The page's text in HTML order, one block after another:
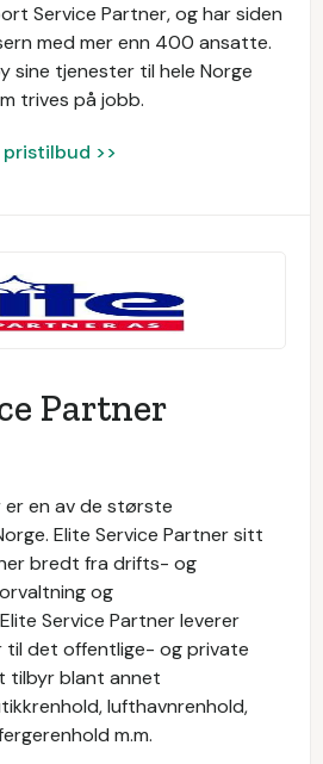
Service Partner, og har siden
med mer enn 400 ansatte.
sine tjenester til hele Norge
trives på jobb.
pristilbud >>
Partner
er en av de største
Elite Service Partner sitt
bredt fra drifts- og
og
Service Partner leverer
til det offentlige- og private
tilbyr blant annet
lufthavnrenhold,
m.m.